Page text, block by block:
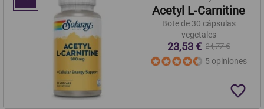
Acetyl L-Carnitine
Bote de 30 cápsulas
vegetales
23,53 € 24,77 €
5 opiniones
favorite_border